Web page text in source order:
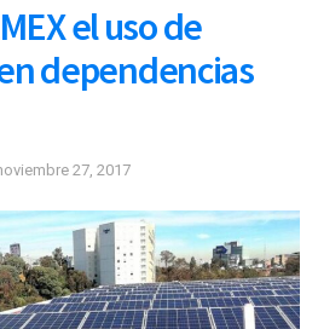
el uso de
dependencias
27, 2017